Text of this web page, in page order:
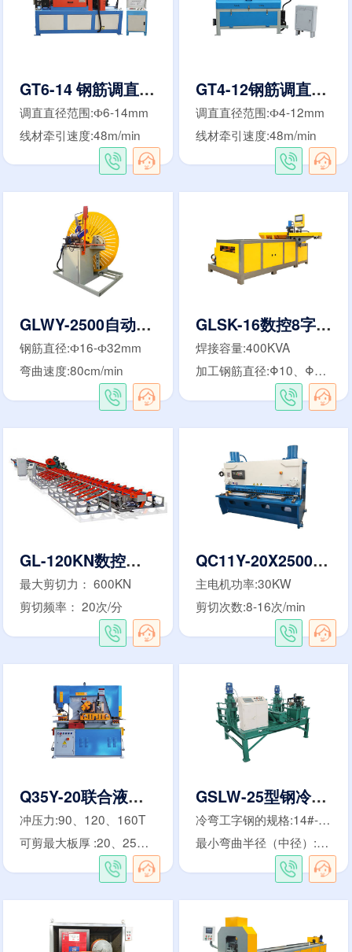
GT6-14 钢筋调直切断机
调直直径范围:Ф6-14mm
线材牵引速度:48m/min
GT4-12钢筋调直切断机
调直直径范围:Ф4-12mm
线材牵引速度:48m/min
GLWY-2500自动焊弯圆机
钢筋直径:Ф16-Ф32mm
弯曲速度:80cm/min
GLSK-16数控8字钢筋成型机
焊接容量:400KVA
加工钢筋直径:Φ10、Φ12、Φ14、Φ16mm
GL-120KN数控钢筋剪切生产线
最大剪切力： 600KN
剪切频率： 20次/分
QC11Y-20X2500液压闸式剪板机
主电机功率:30KW
剪切次数:8-16次/min
Q35Y-20联合液压冲剪机
冲压力:90、120、160T
可剪最大板厚 :20、25、30mm
GSLW-25型钢冷弯机
冷弯工字钢的规格:14#-25#/12#-14#
最小弯曲半径（中径）:≥3m/1.8m